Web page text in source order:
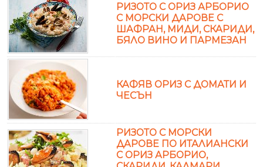
РИЗОТО С ОРИЗ АРБОРИО
С МОРСКИ ДАРОВЕ С
ШАФРАН, МИДИ, СКАРИДИ,
БЯЛО ВИНО И ПАРМЕЗАН
КАФЯВ ОРИЗ С ДОМАТИ И
ЧЕСЪН
РИЗОТО С МОРСКИ
ДАРОВЕ ПО ИТАЛИАНСКИ
С ОРИЗ АРБОРИО,